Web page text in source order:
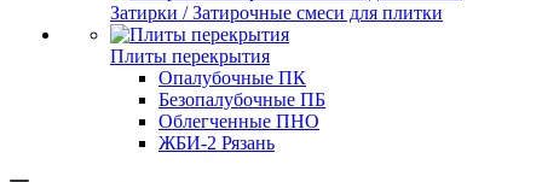
Затирки / Затирочные смеси для плитки
Плиты перекрытия
Опалубочные ПК
Безопалубочные ПБ
Облегченные ПНО
ЖБИ-2 Рязань